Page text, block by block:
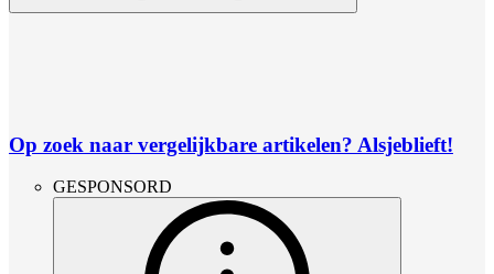
Op zoek naar vergelijkbare artikelen? Alsjeblieft!
GESPONSORD